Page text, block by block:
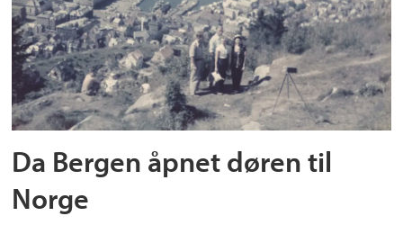
Da Bergen åpnet døren til
Norge